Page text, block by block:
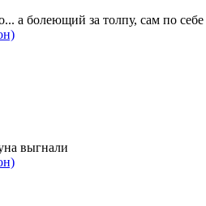
а болеющий за толпу, сам по
выгнали